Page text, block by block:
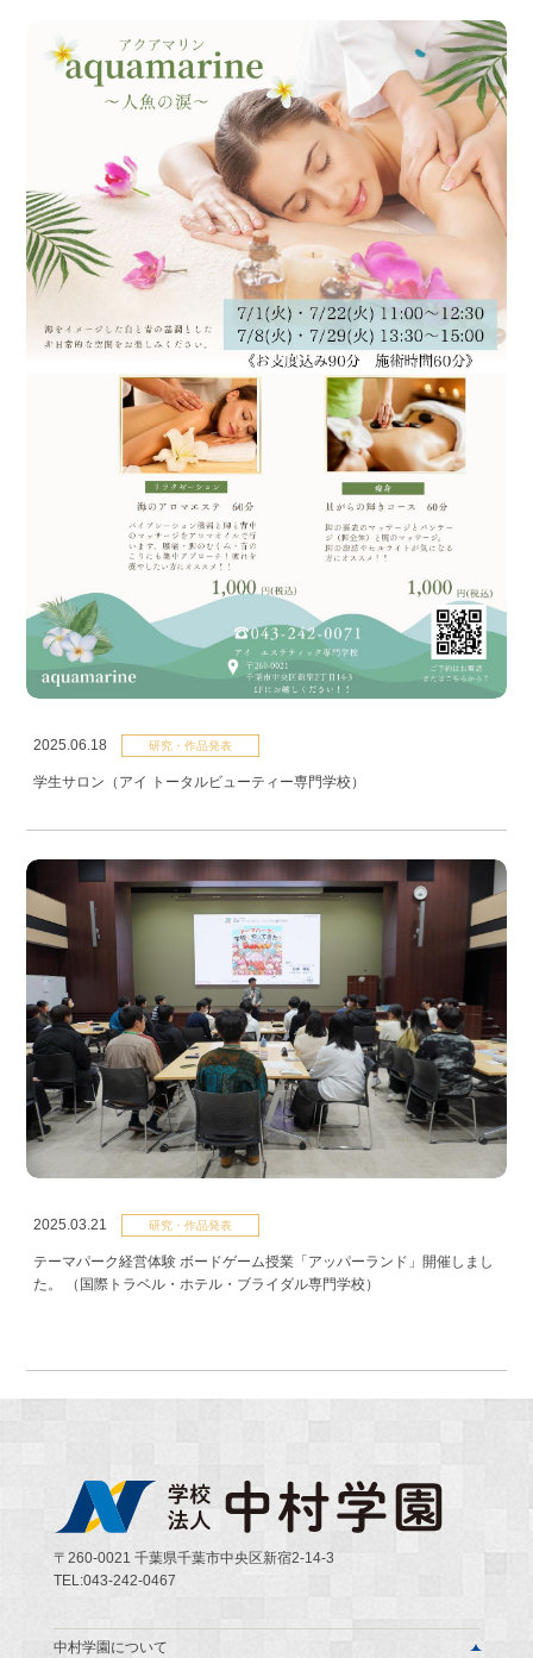
2025.06.18 研究・作品発表
学生サロン（アイ トータルビューティー専門学校）
2025.03.21 研究・作品発表
テーマパーク経営体験 ボードゲーム授業「アッパーランド」開催しまし
た。 （国際トラベル・ホテル・ブライダル専門学校）
〒260-0021 千葉県千葉市中央区新宿2-14-3
TEL:043-242-0467
中村学園について